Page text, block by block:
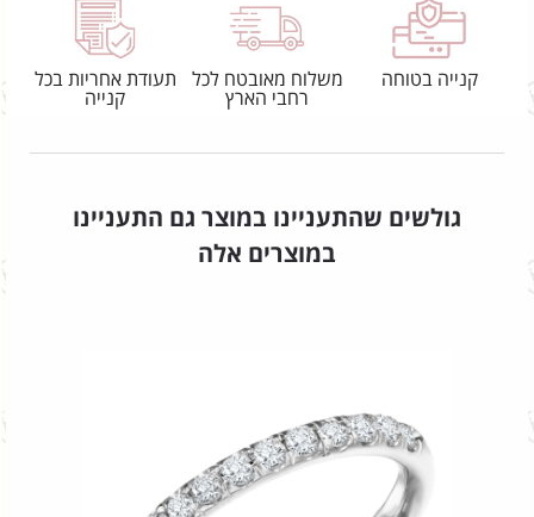
קנייה בטוחה
משלוח מאובטח לכל
רחבי הארץ
תעודת אחריות בכל
קנייה
גולשים שהתעניינו במוצר גם התעניינו
במוצרים אלה